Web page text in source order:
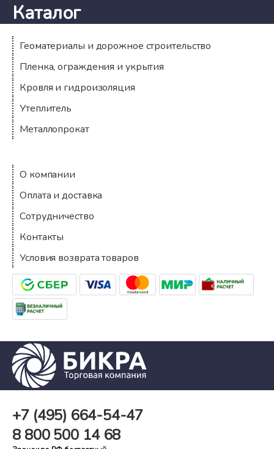
Каталог
Геоматериалы и дорожное строительство
Пленка, ограждения и укрытия
Кровля и гидроизоляция
Утеплитель
Металлопрокат
Компания
О компании
Оплата и доставка
Сотрудничество
Контакты
Условия возврата товаров
+7 (495) 664-54-47
8 800500 14 68